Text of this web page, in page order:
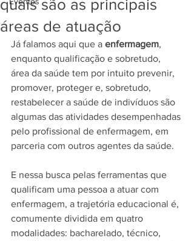
quais são as principais
áreas de atuação
Já falamos aqui que a enfermagem,
enquanto qualificação e sobretudo,
área da saúde tem por intuito prevenir,
promover, proteger e, sobretudo,
restabelecer a saúde de indivíduos são
algumas das atividades desempenhadas
pelo profissional de enfermagem, em
parceria com outros agentes da saúde.
E nessa busca pelas ferramentas que
qualificam uma pessoa a atuar com
enfermagem, a trajetória educacional é,
comumente dividida em quatro
modalidades: bacharelado, técnico,